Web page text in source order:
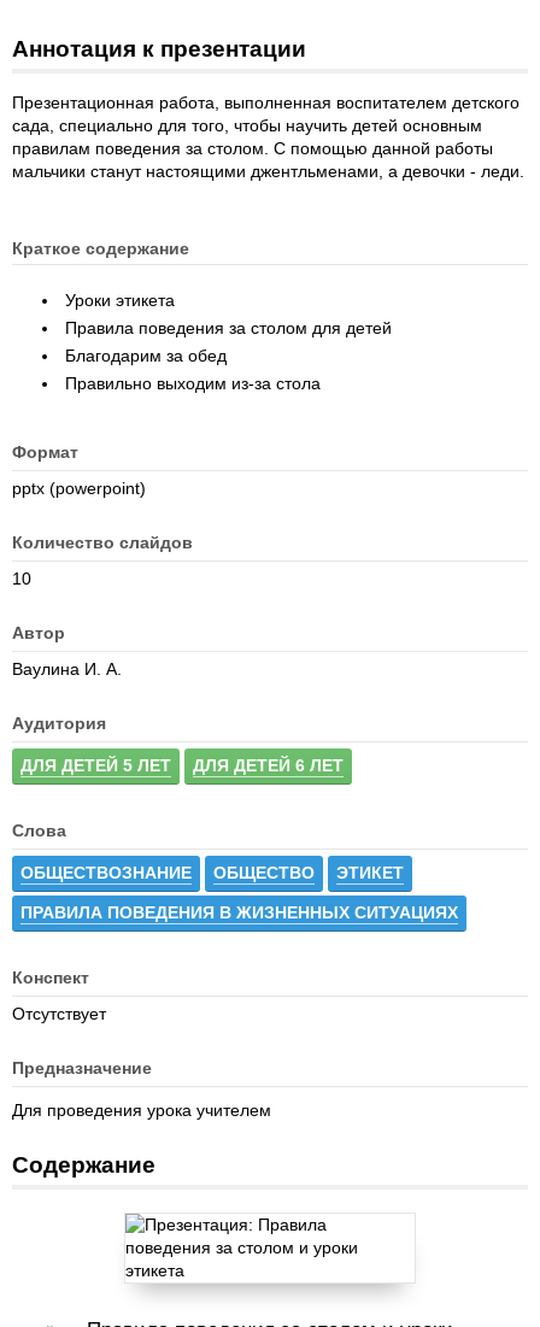
Аннотация к презентации
Презентационная работа, выполненная воспитателем детского
сада, специально для того, чтобы научить детей основным
правилам поведения за столом. С помощью данной работы
мальчики станут настоящими джентльменами, а девочки - леди.
Краткое содержание
Уроки этикета
Правила поведения за столом для детей
Благодарим за обед
Правильно выходим из-за стола
Формат
pptx (powerpoint)
Количество слайдов
10
Автор
Ваулина И. А.
Аудитория
ДЛЯ ДЕТЕЙ 5 ЛЕТ ДЛЯ ДЕТЕЙ 6 ЛЕТ
Слова
ОБЩЕСТВОЗНАНИЕ ОБЩЕСТВО ЭТИКЕТ
ПРАВИЛА ПОВЕДЕНИЯ В ЖИЗНЕННЫХ СИТУАЦИЯХ
Конспект
Отсутствует
Предназначение
Для проведения урока учителем
Содержание